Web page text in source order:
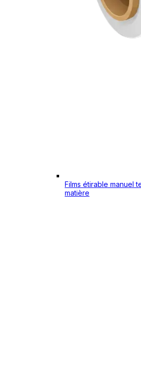
Films étirable manuel
matière